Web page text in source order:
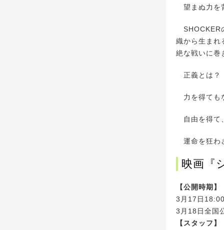
望まぬ力を
SHOCKER
織から生まれ
絶な戦いに巻
正義とは？
力を得ても
自由を得て
運命を狂わ
映画『
【公開時期】
3月17日
3月18日全国
【スタッフ】